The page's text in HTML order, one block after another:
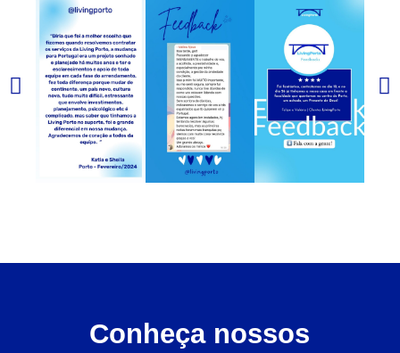
Conheça nossos